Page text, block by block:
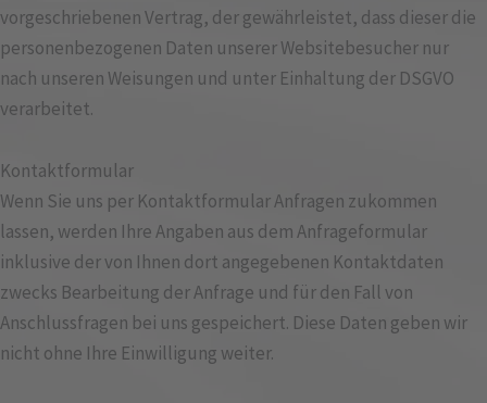
vorgeschriebenen Vertrag, der gewährleistet, dass dieser die
personenbezogenen Daten unserer Websitebesucher nur
nach unseren Weisungen und unter Einhaltung der DSGVO
verarbeitet.
Kontaktformular
Wenn Sie uns per Kontaktformular Anfragen zukommen
lassen, werden Ihre Angaben aus dem Anfrageformular
inklusive der von Ihnen dort angegebenen Kontaktdaten
zwecks Bearbeitung der Anfrage und für den Fall von
Anschlussfragen bei uns gespeichert. Diese Daten geben wir
nicht ohne Ihre Einwilligung weiter.